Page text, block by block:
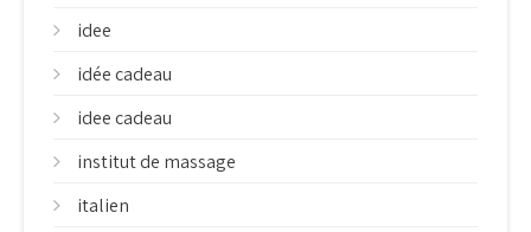
idee
idée cadeau
idee cadeau
institut de massage
italien